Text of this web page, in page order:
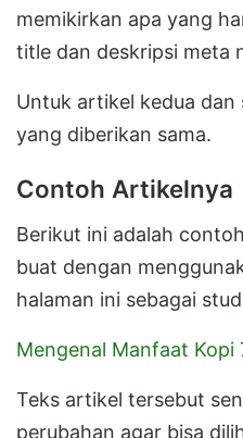
memikirkan apa yang
title dan deskripsi meta
Untuk artikel kedua
yang diberikan sama.
Contoh Artikelnya
Berikut ini adalah
buat dengan
halaman ini sebagai
Mengenal Manfaat Kopi
Teks artikel tersebut
perubahan agar bisa